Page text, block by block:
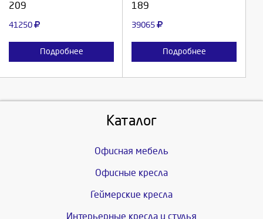
209
41250
Подробнее
189
39065
Подробнее
Каталог
Офисная мебель
Офисные кресла
Геймерские кресла
Интерьерные кресла и стулья